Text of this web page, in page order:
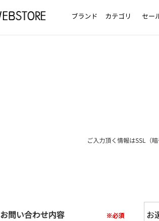
ブランド カテゴリ セー
ご入力頂く情報はSSL（
お問い合わせ内容